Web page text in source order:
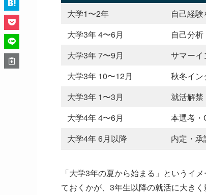
大学1〜2年
自己経
大学3年 4〜6月
自己分
大学3年 7〜9月
サマー
大学3年 10〜12月
秋冬イン
大学3年 1〜3月
就活解禁
大学4年 4〜6月
本選考
大学4年 6月以降
内定・承
「大学3年の夏から始まる」というイ
ておくかが、3年生以降の就活に大きく